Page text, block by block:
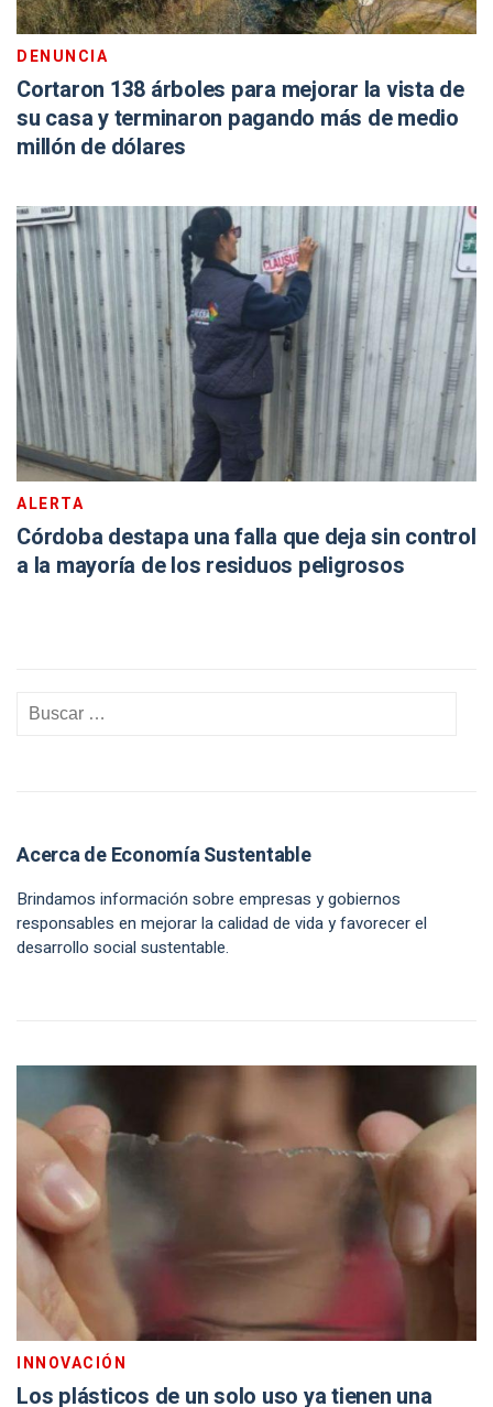
DENUNCIA
Cortaron 138 árboles para mejorar la vista de
su casa y terminaron pagando más de medio
millón de dólares
ALERTA
Córdoba destapa una falla que deja sin control
a la mayoría de los residuos peligrosos
Acerca de Economía Sustentable
Brindamos información sobre empresas y gobiernos
responsables en mejorar la calidad de vida y favorecer el
desarrollo social sustentable.
INNOVACIÓN
Los plásticos de un solo uso ya tienen una